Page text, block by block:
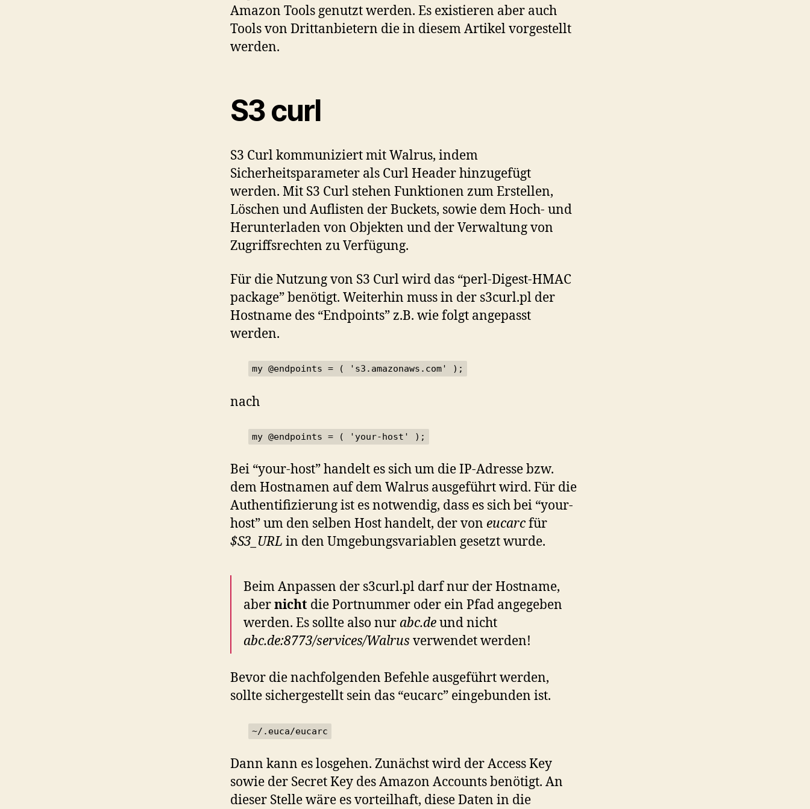
Amazon Tools genutzt werden. Es existieren aber auch
Tools von Drittanbietern die in diesem Artikel vorgestellt
werden.
S3 curl
S3 Curl kommuniziert mit Walrus, indem
Sicherheitsparameter als Curl Header hinzugefügt
werden. Mit S3 Curl stehen Funktionen zum Erstellen,
Löschen und Auflisten der Buckets, sowie dem Hoch- und
Herunterladen von Objekten und der Verwaltung von
Zugriffsrechten zu Verfügung.
Für die Nutzung von S3 Curl wird das “perl-Digest-HMAC
package” benötigt. Weiterhin muss in der s3curl.pl der
Hostname des “Endpoints” z.B. wie folgt angepasst
werden.
my @endpoints = ( 's3.amazonaws.com' );
nach
my @endpoints = ( 'your-host' );
Bei “your-host” handelt es sich um die IP-Adresse bzw.
dem Hostnamen auf dem Walrus ausgeführt wird. Für die
Authentifizierung ist es notwendig, dass es sich bei “your-
host” um den selben Host handelt, der von eucarcfür
$S3_URL in den Umgebungsvariablen gesetzt wurde.
Beim Anpassen der s3curl.pl darf nur der Hostname,
abernicht die Portnummer oder ein Pfad angegeben
werden. Es sollte also nur abc.deund nicht
abc.de:8773/services/Walrus verwendet werden!
Bevor die nachfolgenden Befehle ausgeführt werden,
sollte sichergestellt sein das “eucarc” eingebunden ist.
~/.euca/eucarc
Dann kann es losgehen. Zunächst wird der Access Key
sowie der Secret Key des Amazon Accounts benötigt. An
dieser Stelle wäre es vorteilhaft, diese Daten in die